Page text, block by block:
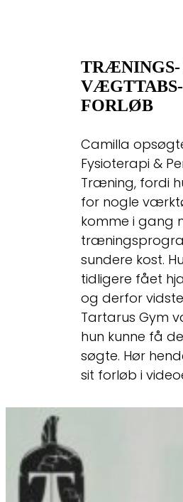
TRÆNINGS-
VÆGTTABS-
FORLØB
Camilla
Fysioterapi &
Træning, fordi
for nogle
komme i gang
sundere kost.
tidligere fået
og derfor
Tartarus Gym
hun kunne få
søgte. Hør
sit forløb i